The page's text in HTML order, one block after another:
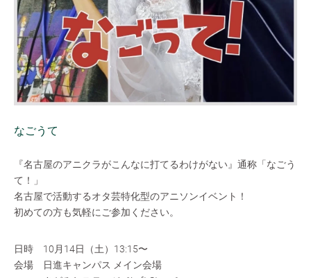
なごうて
『名古屋のアニクラがこんなに打てるわけがない』通称「なごう
て！」
名古屋で活動するオタ芸特化型のアニソンイベント！
初めての方も気軽にご参加ください。
日時 10月14日（土）13:15〜
会場 日進キャンパス メイン会場